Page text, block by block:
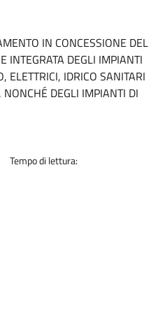
IN CONCESSIONE DEL
INTEGRATA DEGLI IMPIANTI
ELETTRICI, IDRICO SANITARI
NONCHÉ DEGLI IMPIANTI DI
Tempo di lettura: